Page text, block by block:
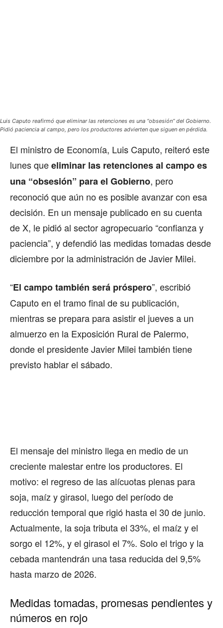
Luis Caputo reafirmó que eliminar las retenciones es una “obsesión” del Gobierno.
Pidió paciencia al campo, pero los productores advierten que siguen en pérdida.
El ministro de Economía, Luis Caputo, reiteró este
lunes queeliminar las retenciones al campo es
una “obsesión” para el Gobierno, pero
reconoció que aún no es posible avanzar con esa
decisión. En un mensaje publicado en su cuenta
de X, le pidió al sector agropecuario “confianza y
paciencia”, y defendió las medidas tomadas desde
diciembre por la administración de Javier Milei.
“El campo también será próspero”, escribió
Caputo en el tramo final de su publicación,
mientras se prepara para asistir el jueves a un
almuerzo en la Exposición Rural de Palermo,
donde el presidente Javier Milei también tiene
previsto hablar el sábado.
El mensaje del ministro llega en medio de un
creciente malestar entre los productores. El
motivo: el regreso de las alícuotas plenas para
soja, maíz y girasol, luego del período de
reducción temporal que rigió hasta el 30 de junio.
Actualmente, la soja tributa el 33%, el maíz y el
sorgo el 12%, y el girasol el 7%. Solo el trigo y la
cebada mantendrán una tasa reducida del 9,5%
hasta marzo de 2026.
Medidas tomadas, promesas pendientes y
números en rojo